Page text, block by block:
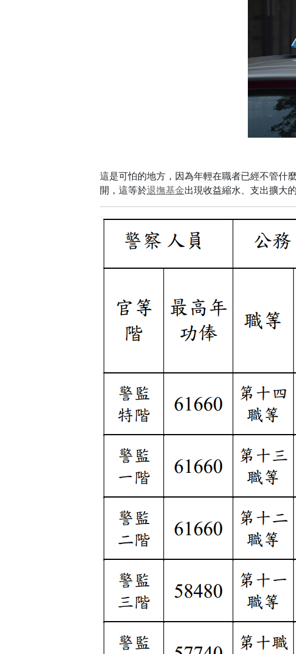
這是可怕的地方，因為年輕在職者已經不管什麼
開，這等於退撫基金出現收益縮水、支出擴大